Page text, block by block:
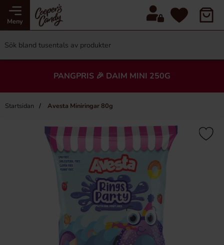
Meny
PANGPRIS 🎉 DAIM MINI 250G
Startsidan Avesta Miniringar 80g